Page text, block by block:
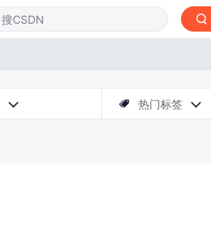
  热门标签 